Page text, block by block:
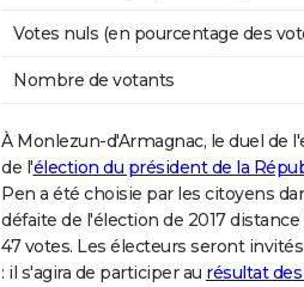
Votes nuls (en pourcentage des
Nombre de votants
À Monlezun-d'Armagnac, le duel
de l'élection du président de la
Pen a été choisie par les citoyens
défaite de l'élection de 2017
47 votes. Les électeurs seront
: il s'agira de participer au résultat